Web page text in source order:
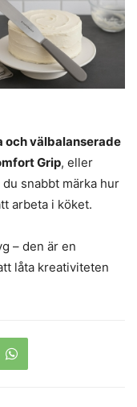
och välbalanserade
Grip, eller
du snabbt märka hur
arbeta i köket.
– den är en
låta kreativiteten